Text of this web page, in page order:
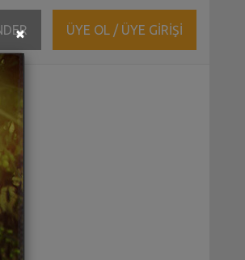
ÜYE OL / ÜYE GİRİŞİ
×Close